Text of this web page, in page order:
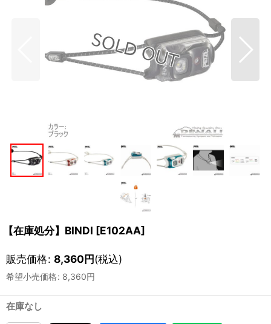
【在庫処分】BINDI [E102AA]
販売価格: 8,360円(税込)
希望小売価格: 8,360円
在庫なし